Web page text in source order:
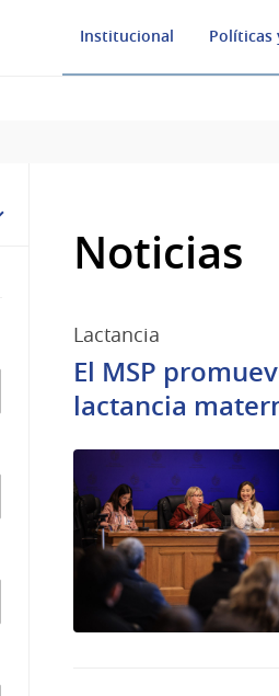
Institucional Políticas
Noticias
Lactancia
El MSP
lactancia